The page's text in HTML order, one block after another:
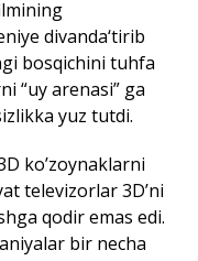
divanda‘tirib
bosqichini tuhfa
“uy arenasi” ga
yuz tutdi.
ko’zoynaklarni
televizorlar 3D’ni
qodir emas edi.
bir necha